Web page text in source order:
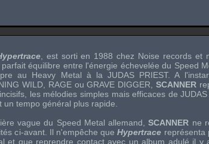
, est sorti en 1988 chez Noise recordset
équilibre entre l'énergie échevelée du Speed
au Heavy Metal à laJUDAS PRIEST. A
WILD, RAGE ouGRAVE DIGGER ,SCANNER
incisifs, les mélodies simples mais efficaces de
un tempo général plus rapide.
vague du Speed Metal allemand,SCANNER ne
ci-avant. Il n'empêche queHypertrace représenta
et que reprendre contact avec un album adulé il y